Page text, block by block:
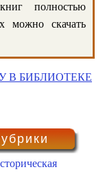
полностью
можно скачать
В БИБЛИОТЕКЕ